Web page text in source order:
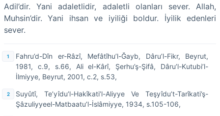
Adil’dir. Yani adaletlidir, adaletli olanları sever. Allah,
Muhsin’dir. Yani ihsan ve iyiliği boldur. İyilik edenleri
sever.
Fahru’d-Dîn er-Râzî, Mefâtîhu’l-Ğayb, Dâru’l-Fikr, Beyrut,
1981, c.9, s.66, Ali el-Kârî, Şerhu’ş-Şifâ, Dâru’l-Kutubi’l-
İlmiyye, Beyrut, 2001, c.2, s.53,
Suyûtî, Te’yîdu’l-Hakîkati’l-Aliyye Ve Teşyîdu’t-Tarîkati’ş-
Şâzuliyyeel-Matbaatu’l-İslâmiyye, 1934, s.105-106,